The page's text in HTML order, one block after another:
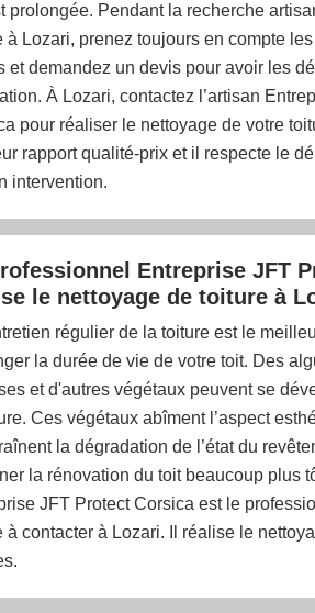
prolongée. Pendant la recherche
à Lozari, prenez toujours en compte
et demandez un devis pour avoir les
À Lozari, contactez l’artisan
pour réaliser le nettoyage de votre
rapport qualité-prix et il respecte le
intervention.
Entreprise JFT
le nettoyage de toiture à
régulier de la toiture est le
la durée de vie de votre toit. Des
et d'autres végétaux peuvent se
Ces végétaux abîment l’aspect
la dégradation de l’état du
la rénovation du toit beaucoup plus
JFT Protect Corsica est le
à contacter à Lozari. Il réalise le